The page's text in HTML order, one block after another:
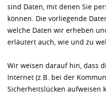
sind Daten, mit denen Sie
können. Die vorliegende
welche Daten wir erheben
erläutert auch, wie und zu
Wir weisen darauf hin, dass
Internet (z.B. bei der
Sicherheitslücken aufweisen